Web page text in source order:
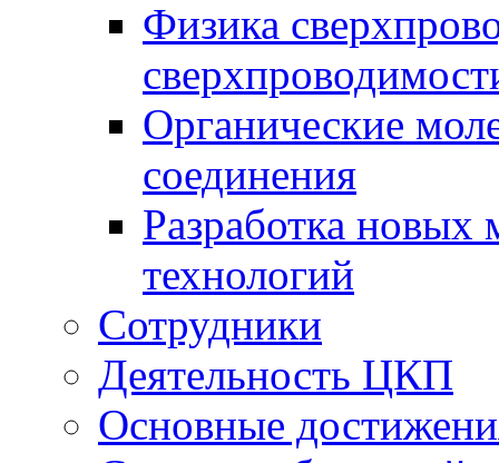
Физика
Органические
соединения
Разработка новых
технологий
Сотрудники
Деятельность ЦКП
Основные